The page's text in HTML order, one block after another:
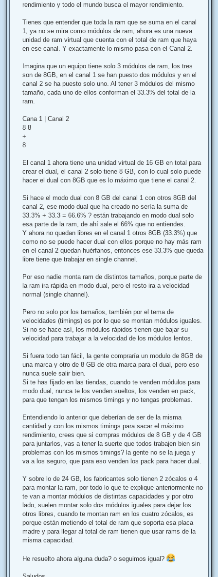
rendimiento y todo el mundo busca el mayor rendimiento.
Tienes que entender que toda la ram que se suma en el canal
1, ya no se mira como módulos de ram, ahora es una nueva
unidad de ram virtual que cuenta con el total de ram que haya
en ese canal. Y exactamente lo mismo pasa con el Canal 2.
Imagina que un equipo tiene solo 3 módulos de ram, los tres
son de 8GB, en el canal 1 se han puesto dos módulos y en el
canal 2 se ha puesto solo uno. Al tener 3 módulos del mismo
tamaño, cada uno de ellos conforman el 33.3% del total de la
ram.
Cana 1 | Canal 2
8 8
+
8
El canal 1 ahora tiene una unidad virtual de 16 GB en total para
crear el dual, el canal 2 solo tiene 8 GB, con lo cual solo puede
hacer el dual con 8GB que es lo máximo que tiene el canal 2.
Si hace el modo dual con 8 GB del canal 1 con otros 8GB del
canal 2, ese modo dual que ha creado no sería la suma de
33.3% + 33.3 = 66.6% ? están trabajando en modo dual solo
esa parte de la ram, de ahí sale el 66% que no entiendes.
Y ahora no quedan libres en el canal 1 otros 8GB (33.3%) que
como no se puede hacer dual con ellos porque no hay más ram
en el canal 2 quedan huérfanos, entonces ese 33.3% que queda
libre tiene que trabajar en single channel.
Por eso nadie monta ram de distintos tamaños, porque parte de
la ram ira rápida en modo dual, pero el resto ira a velocidad
normal (single channel).
Pero no solo por los tamaños, también por el tema de
velocidades (timings) es por lo que se montan módulos iguales.
Si no se hace así, los módulos rápidos tienen que bajar su
velocidad para trabajar a la velocidad de los módulos lentos.
Si fuera todo tan fácil, la gente compraría un modulo de 8GB de
una marca y otro de 8 GB de otra marca para el dual, pero eso
nunca suele salir bien.
Si te has fijado en las tiendas, cuando te venden módulos para
modo dual, nunca te los venden sueltos, los venden en pack,
para que tengan los mismos timings y no tengas problemas.
Entendiendo lo anterior que deberían de ser de la misma
cantidad y con los mismos timings para sacar el máximo
rendimiento, crees que si compras módulos de 8 GB y de 4 GB
para juntarlos, vas a tener la suerte que todos trabajen bien sin
problemas con los mismos timings? la gente no se la juega y
va a los seguro, que para eso venden los pack para hacer dual.
Y sobre lo de 24 GB, los fabricantes solo tienen 2 zócalos o 4
para montar la ram, por todo lo que te explique anteriormente no
te van a montar módulos de distintas capacidades y por otro
lado, suelen montar solo dos módulos iguales para dejar los
otros libres, cuando te montan ram en los cuatro zócalos, es
porque están metiendo el total de ram que soporta esa placa
madre y para llegar al total de ram tienen que usar rams de la
misma capacidad.
He resuelto ahora alguna duda? o seguimos igual?